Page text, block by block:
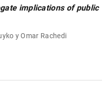
implications of public
y Omar Rachedi